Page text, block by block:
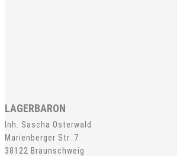
LAGERBARON
Inh. Sascha Osterwald
Marienberger Str. 7
38122 Braunschweig